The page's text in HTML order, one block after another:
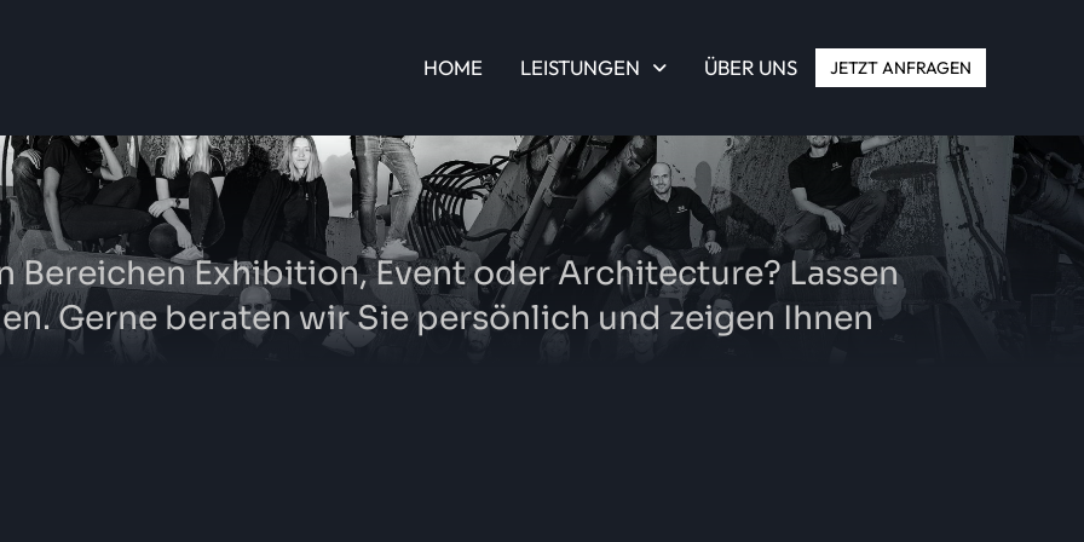
HOME LEISTUNGEN ÜBER UNS JETZT ANFRAGEN
Bereichen Exhibition, Event oder Architecture? Lassen
Gerne beraten wir Sie persönlich und zeigen Ihnen